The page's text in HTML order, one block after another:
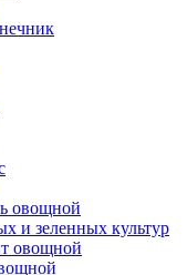
овощной
и зеленных культур
овощной